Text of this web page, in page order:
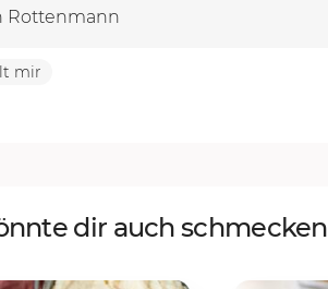
Rottenmann
mir
dir auch schmecken